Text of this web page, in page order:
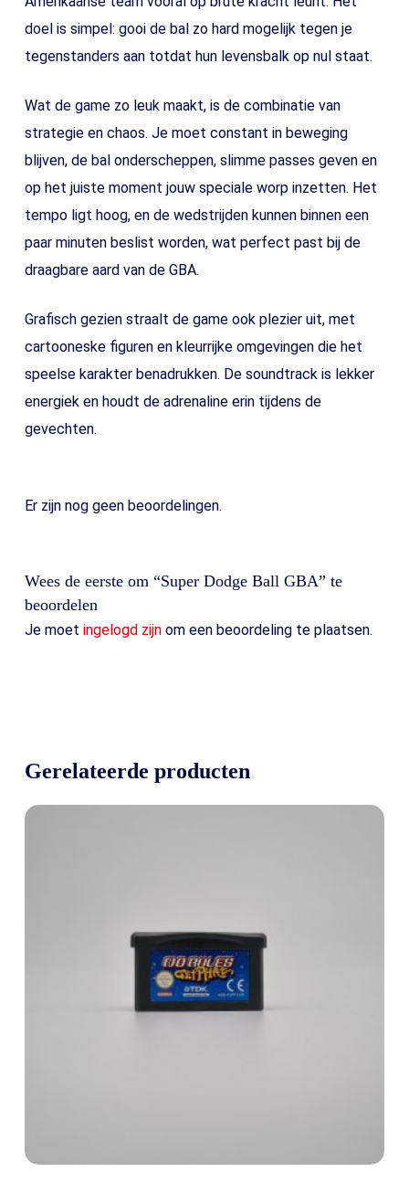
doel is simpel: gooi de bal zo hard mogelijk tegen je
tegenstanders aan totdat hun levensbalk op nul staat.
Wat de game zo leuk maakt, is de combinatie van
strategie en chaos. Je moet constant in beweging
blijven, de bal onderscheppen, slimme passes geven en
op het juiste moment jouw speciale worp inzetten. Het
tempo ligt hoog, en de wedstrijden kunnen binnen een
paar minuten beslist worden, wat perfect past bij de
draagbare aard van de GBA.
Grafisch gezien straalt de game ook plezier uit, met
cartooneske figuren en kleurrijke omgevingen die het
speelse karakter benadrukken. De soundtrack is lekker
energiek en houdt de adrenaline erin tijdens de
gevechten.
Er zijn nog geen beoordelingen.
Wees de eerste om “Super Dodge Ball GBA” te
beoordelen
Je moet ingelogd zijnom een beoordeling te plaatsen.
Gerelateerde producten